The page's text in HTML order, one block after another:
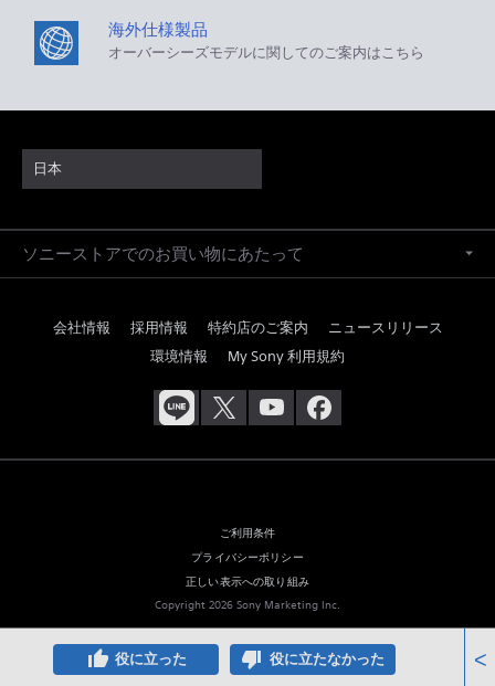
海外仕様製品
オーバーシーズモデルに関してのご案内はこちら
日本
ソニーストアでのお買い物にあたって
会社情報 採用情報 特約店のご案内
ニュースリリース
環境情報
My Sony 利用規約
ご利用条件
プライバシーポリシー
正しい表示への取り組み
Copyright 2026 Sony Marketing Inc.
thumb_up 役に立った thumb_down 役に立たなかった <